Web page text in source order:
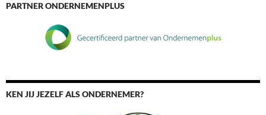
PARTNER ONDERNEMENPLUS
KEN JIJ JEZELF ALS ONDERNEMER?